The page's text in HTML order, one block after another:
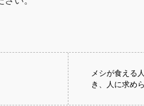
メシが食える
き、人に求め